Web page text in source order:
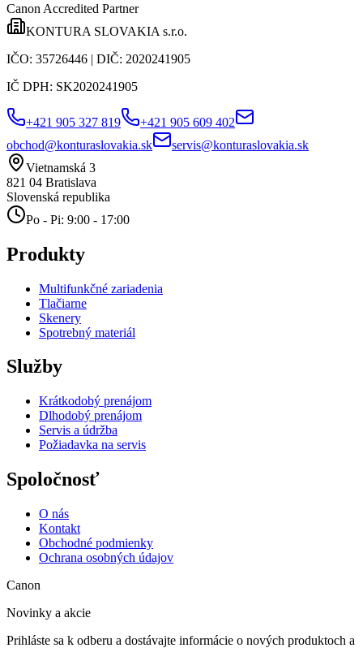
Canon Accredited Partner
KONTURA SLOVAKIA s.r.o.
IČO: 35726446 | DIČ: 2020241905
IČ DPH: SK2020241905
+421 905 327 819
+421 905 609 402
obchod@konturaslovakia.sk
servis@konturaslovakia.sk
Vietnamská 3
821 04 Bratislava
Slovenská republika
Po - Pi: 9:00 - 17:00
Produkty
Multifunkčné zariadenia
Tlačiarne
Skenery
Spotrebný materiál
Služby
Krátkodobý prenájom
Dlhodobý prenájom
Servis a údržba
Požiadavka na servis
Spoločnosť
O nás
Kontakt
Obchodné podmienky
Ochrana osobných údajov
Canon
Novinky a akcie
Prihláste sa k odberu a dostávajte informácie o nových produktoch a